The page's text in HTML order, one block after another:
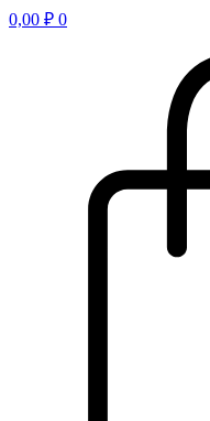
0,00 ₽ 0